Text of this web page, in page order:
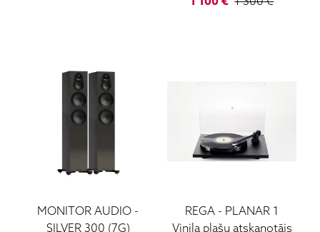
MONITOR AUDIO -
SILVER 300 (7G)
REGA - PLANAR 1
Vinila plašu atskaņotājs